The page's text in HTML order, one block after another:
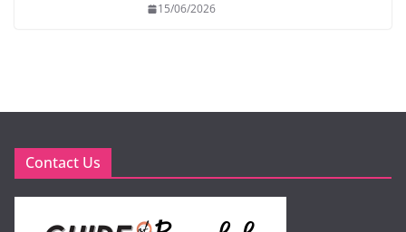
15/06/2026
Contact Us